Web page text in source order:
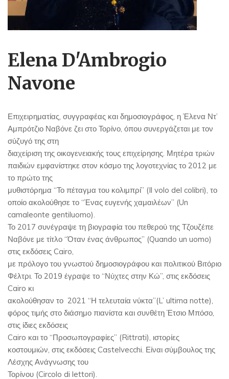
Elena D'Ambrogio
Navone
Επιχειρηματίας, συγγραφέας και δημοσιογράφος, η Έλενα Ντ’
Αμπρότζιο Ναβόνε ζει στο Τορίνο, όπου συνεργάζεται με τον
σύζυγό της στη
διαχείριση της οικογενειακής τους επιχείρησης. Μητέρα τριών
παιδιών εμφανίστηκε στον κόσμο της λογοτεχνίας το 2012 με
το πρώτο της
μυθιστόρημα “Το πέταγμα του κολιμπρί” (Il volo del colibri), το
οποίο ακολούθησε το “Ένας ευγενής χαμαιλέων” (Un
camaleonte gentiluomo).
Το 2017 συνέγραψε τη βιογραφία του πεθερού της Τζουζέπε
Ναβόνε με τίτλο “Όταν ένας άνθρωπος” (Quando un uomo)
στις εκδόσεις Cairo,
με πρόλογο του γνωστού δημοσιογράφου και πολιτικού Βιτόριο
Φέλτρι. Το 2019 έγραψε το “Νύχτες στην Κώ”, στις εκδόσεις
Cairo κι
ακολούθησαν το 2021 “Η τελευταία νύκτα”(L’ ultima notte),
φόρος τιμής στο διάσημο πιανίστα και συνθέτη Έτσιο Μπόσο,
στις ίδιες εκδόσεις
Cairo και το “Προσωπογραφίες” (Rittrati), ιστορίες
κοστουμιών, στις εκδόσεις Castelvecchi. Είναι σύμβουλος της
Λέσχης Ανάγνωσης του
Τορίνου (Circolo di lettori).